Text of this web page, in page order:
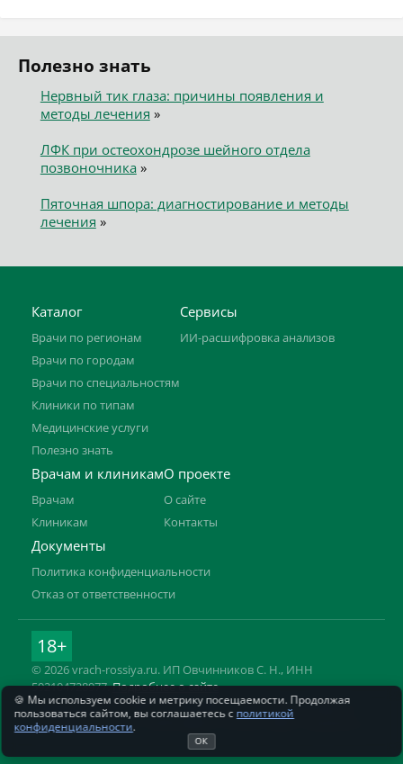
Полезно знать
Нервный тик глаза: причины появления и
методы лечения »
ЛФК при остеохондрозе шейного отдела
позвоночника»
Пяточная шпора: диагностирование и методы
лечения »
Каталог
Врачи по регионам
Врачи по городам
Врачи по специальностям
Клиники по типам
Медицинские услуги
Полезно знать
Сервисы
ИИ-расшифровка анализов
Врачам и клиникам
Врачам
Клиникам
О проекте
О сайте
Контакты
Документы
Политика конфиденциальности
Отказ от ответственности
18+
© 2026 vrach-rossiya.ru. ИП Овчинников С. Н., ИНН
592104728977.Подробнее о сайте
Информация на сайте не заменяет приём врача. Имеются
противопоказания, необходима консультация специалиста.
🍪 Мы используем cookie и метрику посещаемости. Продолжая
пользоваться сайтом, вы соглашаетесь с политикой
конфиденциальности.
ОК